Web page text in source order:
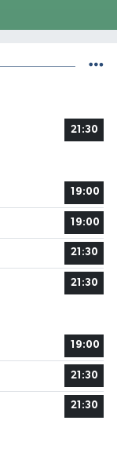
21:30
19:00
19:00
21:30
21:30
19:00
21:30
21:30